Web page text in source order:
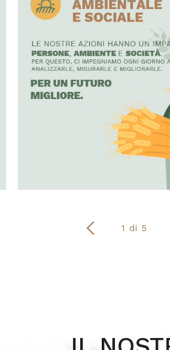
1 di 5